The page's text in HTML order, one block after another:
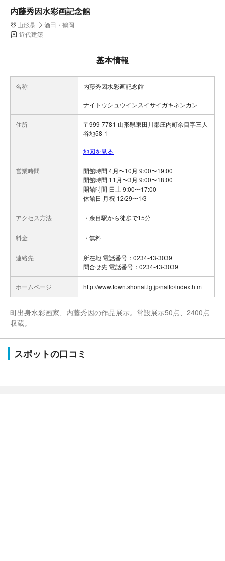
内藤秀因水彩画記念館
山形県
酒田・鶴岡
近代建築
基本情報
名称 内藤秀因水彩画記念館
ナイトウシュウインスイサイガキネンカン
住所
〒999-7781 山形県東田川郡庄内町余目字三人
谷地58-1
地図を見る
営業時間
開館時間 4月〜10月 9:00〜19:00
開館時間 11月〜3月 9:00〜18:00
開館時間 日土 9:00〜17:00
休館日 月祝 12/29〜1/3
アクセス方法 ・余目駅から徒歩で15分
料金 ・無料
連絡先
所在地 電話番号：0234-43-3039
問合せ先 電話番号：0234-43-3039
ホームページ http://www.town.shonai.lg.jp/naito/index.htm
町出身水彩画家、内藤秀因の作品展示。常設展示50点、2400点
収蔵。
スポットの口コミ